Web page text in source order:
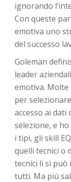
ignorando
Con queste
emotiva uno
del successo
Goleman
leader
emotiva. Molte
per
accesso ai dati
selezione, e
i tipi, gli skill
quelli tecnici o
tecnici li si può
tutti. Ma più